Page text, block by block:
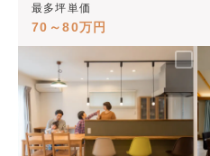
最多坪単価
70～80万円